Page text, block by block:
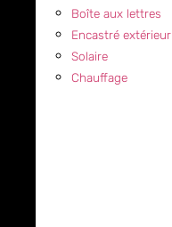
Boîte aux lettres
Encastré extérieur
Solaire
Chauffage